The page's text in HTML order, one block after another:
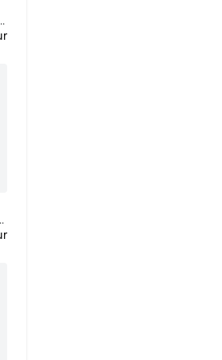
et une atmosphère idéale pour accueillir des marques, des collections et des événements
vos projets en tout genre : Shooting/tournage , défilé , showroom , pr